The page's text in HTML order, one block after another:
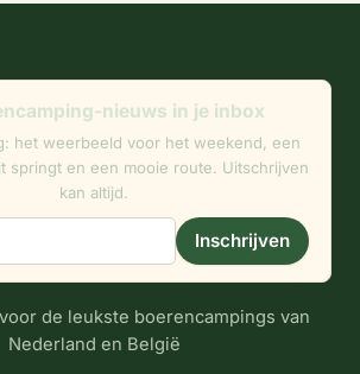
nieuws in je inbox
het weerbeeld voor het weekend, een
springt en een mooie route. Uitschrijven
kan altijd.
Inschrijven
de leukste boerencampings van
Nederland en België